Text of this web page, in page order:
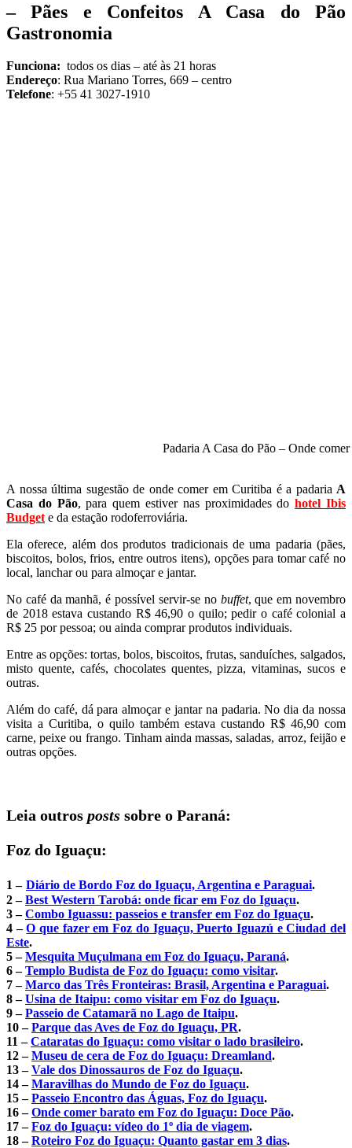
– Pães e Confeitos A Casa do Pão
Gastronomia
Funciona: todos os dias – até às 21 horas
Endereço: Rua Mariano Torres, 669 – centro
Telefone: +55 41 3027-1910
Padaria A Casa do Pão – Onde
A nossa última sugestão de onde comer em Curitiba é a padaria A
Casa do Pão, para quem estiver nas proximidades dohotel Ibis
Budget e da estação rodoferroviária.
Ela oferece, além dos produtos tradicionais de uma padaria (pães,
biscoitos, bolos, frios, entre outros itens), opções para tomar café no
local, lanchar ou para almoçar e jantar.
No café da manhã, é possível servir-se no buffet, que em novembro
de 2018 estava custando R$ 46,90 o quilo; pedir o café colonial a
R$ 25 por pessoa; ou ainda comprar produtos individuais.
Entre as opções: tortas, bolos, biscoitos, frutas, sanduíches, salgados,
misto quente, cafés, chocolates quentes, pizza, vitaminas, sucos e
outras.
Além do café, dá para almoçar e jantar na padaria. No dia da nossa
visita a Curitiba, o quilo também estava custando R$ 46,90 com
carne, peixe ou frango. Tinham ainda massas, saladas, arroz, feijão e
outras opções.
Leia outros posts sobre o Paraná:
Foz do Iguaçu:
1 – Diário de Bordo Foz do Iguaçu, Argentina e Paraguai.
2 –Best Western Tarobá: onde ficar em Foz do Iguaçu.
3 –Combo Iguassu: passeios e transfer em Foz do Iguaçu.
4 –O que fazer em Foz do Iguaçu, Puerto Iguazú e Ciudad del
Este.
5 –Mesquita Muçulmana em Foz do Iguaçu, Paraná.
6 –Templo Budista de Foz do Iguaçu: como visitar.
7 –Marco das Três Fronteiras: Brasil, Argentina e Paraguai.
8 –Usina de Itaipu: como visitar em Foz do Iguaçu.
9 –Passeio de Catamarã no Lago de Itaipu.
10 –Parque das Aves de Foz do Iguaçu, PR.
11 –Cataratas do Iguaçu: como visitar o lado brasileiro.
12 –Museu de cera de Foz do Iguaçu: Dreamland.
13 –Vale dos Dinossauros de Foz do Iguaçu.
14 –Maravilhas do Mundo de Foz do Iguaçu.
15 –Passeio Encontro das Águas, Foz do Iguaçu.
16 –Onde comer barato em Foz do Iguaçu: Doce Pão.
17 –Foz do Iguaçu: vídeo do 1º dia de viagem.
18 –Roteiro Foz do Iguaçu: Quanto gastar em 3 dias.